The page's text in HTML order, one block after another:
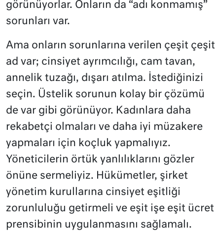
görünüyorlar. Onların da “adı konmamış”
sorunları var.
Ama onların sorunlarına verilen çeşit çeşit
ad var; cinsiyet ayrımcılığı, cam tavan,
annelik tuzağı, dışarı atılma. İstediğinizi
seçin. Üstelik sorunun kolay bir çözümü
de var gibi görünüyor. Kadınlara daha
rekabetçi olmaları ve daha iyi müzakere
yapmaları için koçluk yapmalıyız.
Yöneticilerin örtük yanlılıklarını gözler
önüne sermeliyiz. Hükümetler, şirket
yönetim kurullarına cinsiyet eşitliği
zorunluluğu getirmeli ve eşit işe eşit ücret
prensibinin uygulanmasını sağlamalı.